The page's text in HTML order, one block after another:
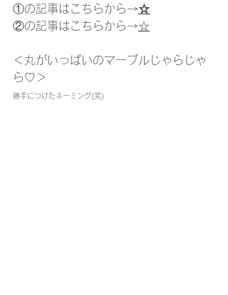
①の記事はこちらから→☆
②の記事はこちらから→☆
＜丸がいっぱいのマーブルじゃらじゃ
ら♡＞
勝手につけたネーミング(笑)